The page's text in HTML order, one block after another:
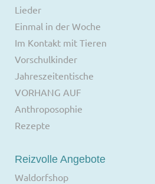
Lieder
Einmal in der Woche
Im Kontakt mit Tieren
Vorschulkinder
Jahreszeitentische
VORHANG AUF
Anthroposophie
Rezepte
Reizvolle Angebote
Waldorfshop